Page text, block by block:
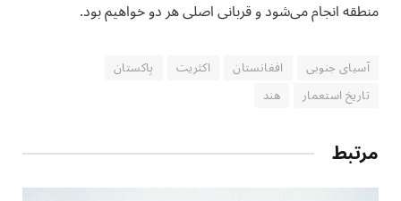
منطقه انجام می‌شود و قربانی اصلی هر دو خواهیم بود.
آسیای جنوبی افغانستان اکثریت
پاکستان
تاریخ استعمار
هند
مرتبط